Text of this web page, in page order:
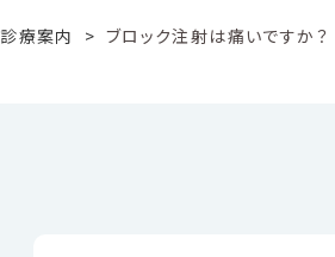
診療案内 > ブロック注射は痛いですか？